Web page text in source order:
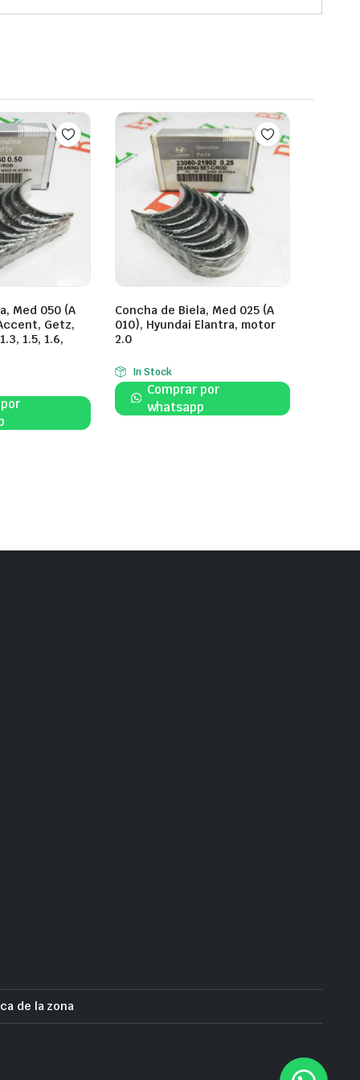
Med 050 (A
Getz,
1.5, 1.6,
Concha de Biela, Med 025 (A
010), Hyundai Elantra, motor
2.0
In Stock
Comprar por
whatsapp
de la zona